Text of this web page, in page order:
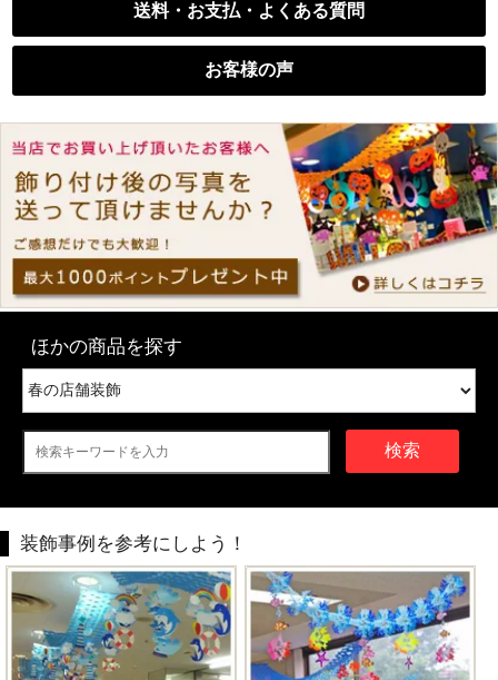
送料・お支払・よくある質問
お客様の声
ほかの商品を探す
検索
装飾事例を参考にしよう！